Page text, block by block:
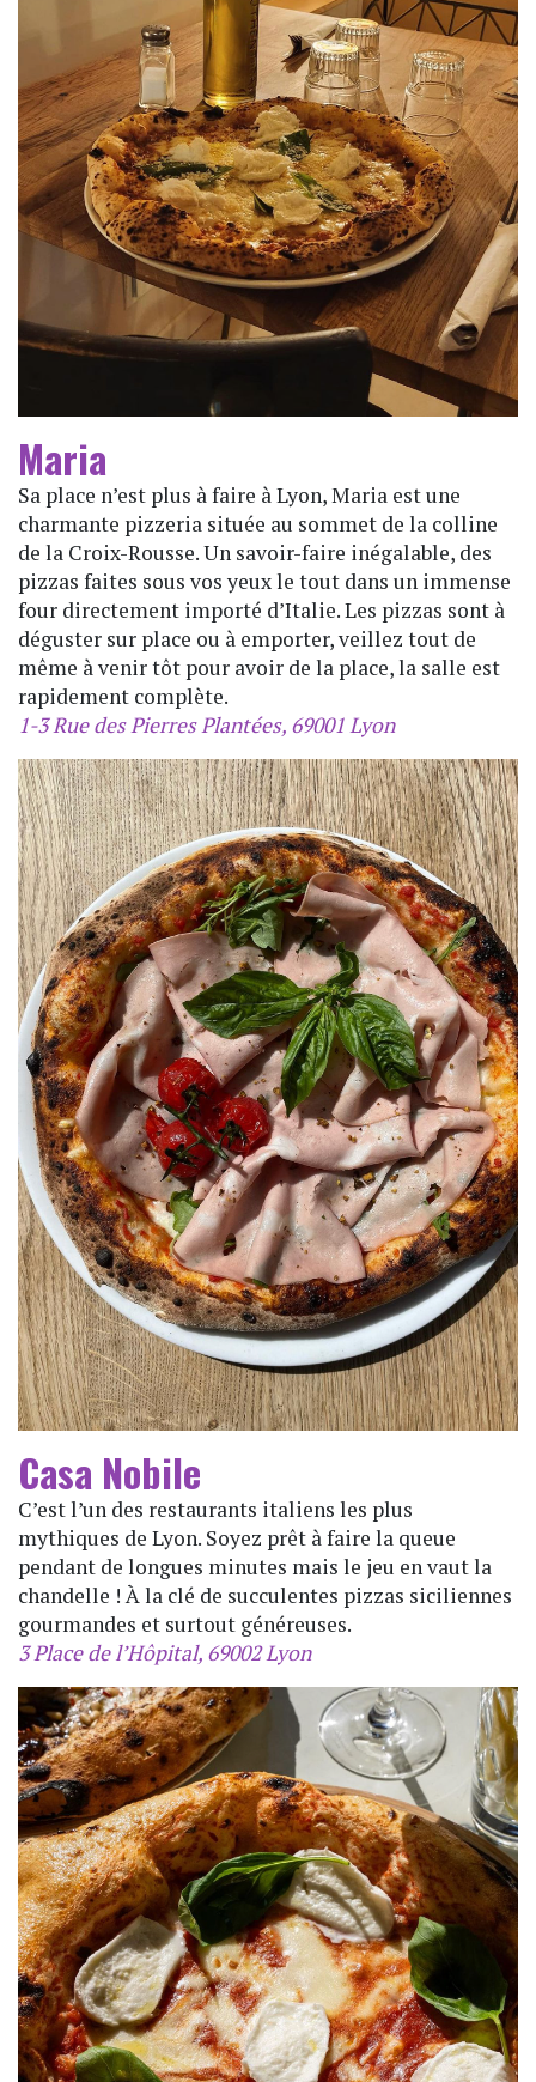
Maria
Sa place n’est plus à faire à Lyon, Maria est une
charmante pizzeria située au sommet de la colline
de la Croix-Rousse. Un savoir-faire inégalable, des
pizzas faites sous vos yeux le tout dans un immense
four directement importé d’Italie. Les pizzas sont à
déguster sur place ou à emporter, veillez tout de
même à venir tôt pour avoir de la place, la salle est
rapidement complète.
1-3 Rue des Pierres Plantées, 69001 Lyon
Casa Nobile
C’est l’un des restaurants italiens les plus
mythiques de Lyon. Soyez prêt à faire la queue
pendant de longues minutes mais le jeu en vaut la
chandelle ! À la clé de succulentes pizzas siciliennes
gourmandes et surtout généreuses.
3 Place de l’Hôpital, 69002 Lyon